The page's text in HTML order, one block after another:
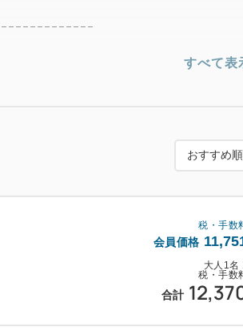
ｰｰｰｰｰｰｰｰｰｰｰｰ
への入室を控え、客室ドア前に新しい
ましたら、ホテルスタッフへお訊ねく
すべて表
税・手数
会員価格
大人 1名
税・手数
合計